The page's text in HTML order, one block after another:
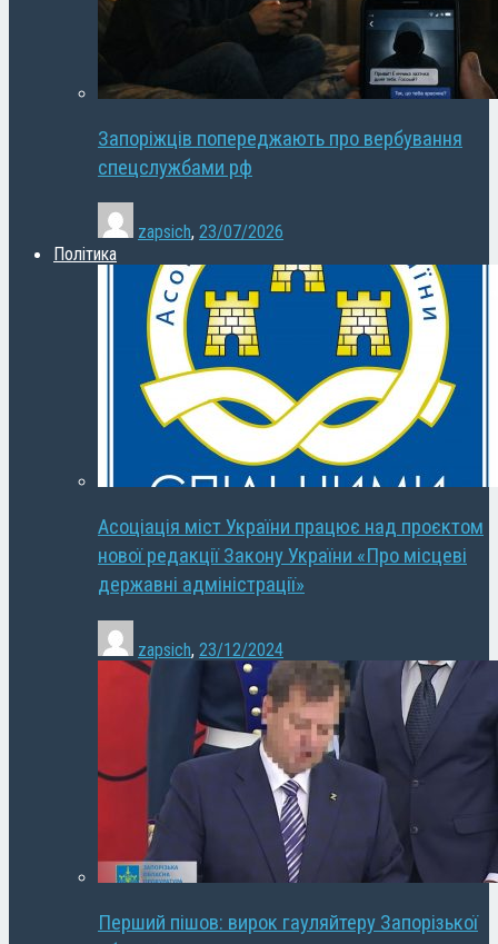
Запоріжців попереджають про вербування
спецслужбами рф
zapsich, 23/07/2026
Політика
Асоціація міст України працює над проєктом
нової редакції Закону України «Про місцеві
державні адміністрації»
zapsich, 23/12/2024
Перший пішов: вирок гауляйтеру Запорізької